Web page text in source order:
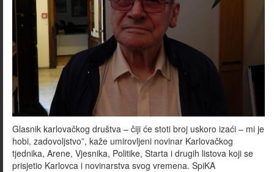
Glasnik karlovačkog društva – čiji će stoti broj uskoro izaći – mi je
hobi, zadovoljstvo”, kaže umirovljeni novinar Karlovačkog
tjednika, Arene, Vjesnika, Politike, Starta i drugih listova koji se
prisjetio Karlovca i novinarstva svog vremena. SpiKA